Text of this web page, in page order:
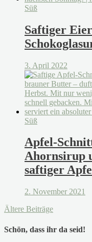
Süß
Saftiger
3. April 2022
Süß
Apfel-
Ahornsirup
saftiger
2. November 2021
Ältere Beiträge
Schön, dass ihr da seid!